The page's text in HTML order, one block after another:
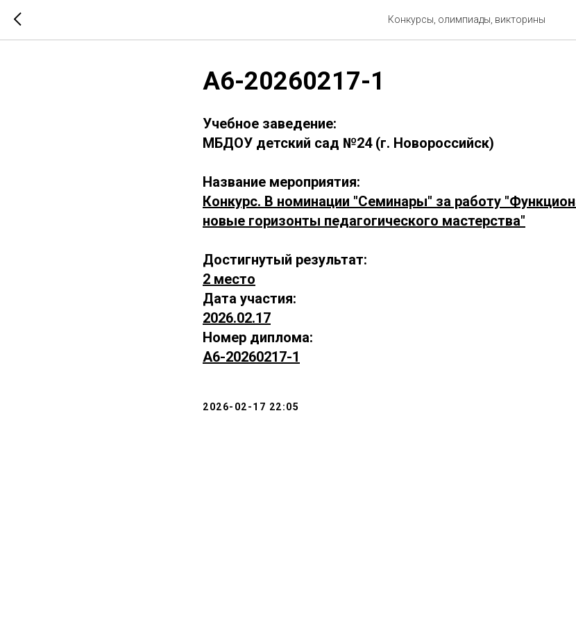
Конкурсы, олимпиады, викторины
А6-20260217-1
Учебное заведение:
МБДОУ детский сад №24 (г. Новороссийск)
Название мероприятия:
Конкурс. В номинации "Семинары" за работу
новые горизонты педагогического мастерства"
Достигнутый результат:
2 место
Дата участия:
2026.02.17
Номер диплома:
А6-20260217-1
2026-02-17 22:05